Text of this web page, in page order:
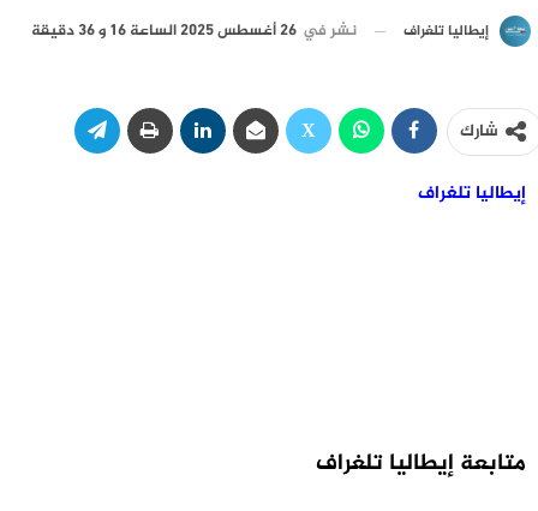
إيطاليا تلغراف نشر في 26 أغسطس 2025 الساعة 16 و 36 دقيقة
شارك
إيطاليا تلغراف
متابعة إيطاليا تلغراف